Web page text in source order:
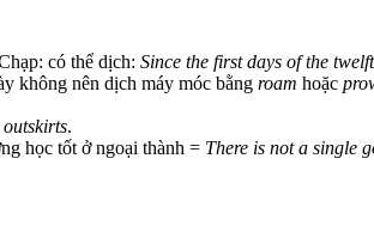
có thể dịch: Since the first days of the
không nên dịch máy móc bằng roam hoặc
outskirts.
học tốt ở ngoại thành = There is not a single